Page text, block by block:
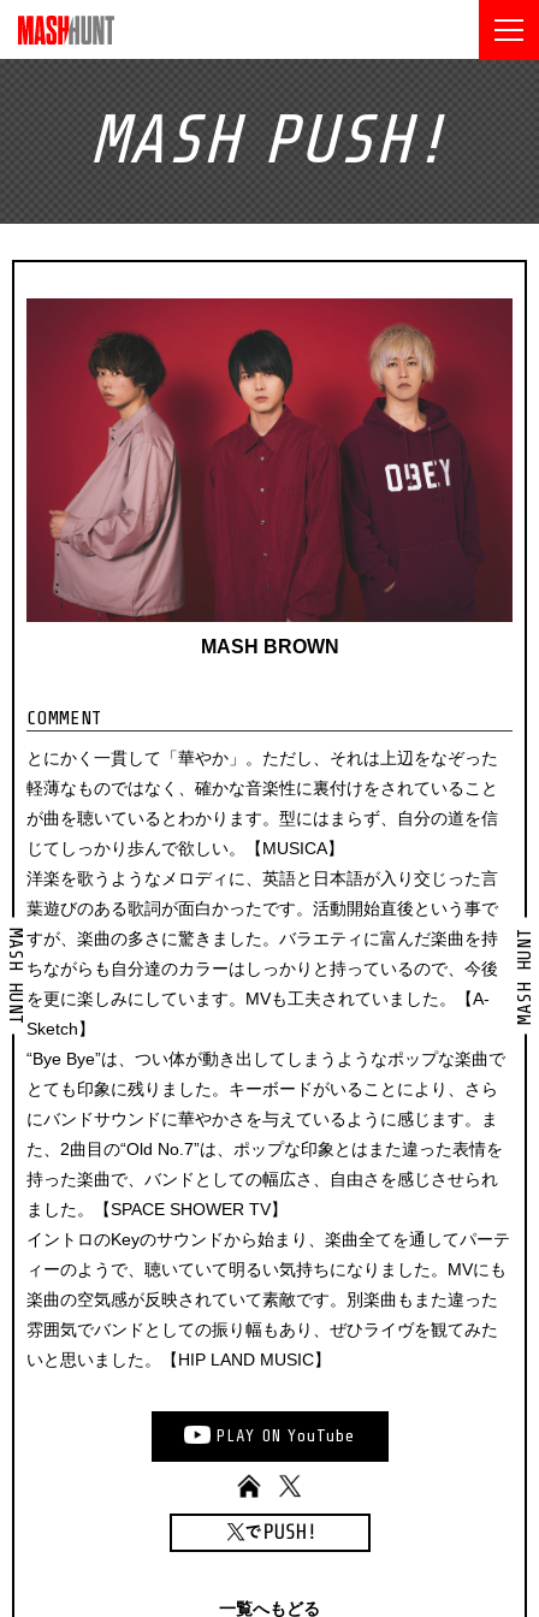
MASH PUSH!
MASH HUNT MASH HUNT
MASH BROWN
COMMENT
とにかく一貫して「華やか」。ただし、それは上辺をなぞった
軽薄なものではなく、確かな音楽性に裏付けをされていること
が曲を聴いているとわかります。型にはまらず、自分の道を信
じてしっかり歩んで欲しい。【MUSICA】
洋楽を歌うようなメロディに、英語と日本語が入り交じった言
葉遊びのある歌詞が面白かったです。活動開始直後という事で
すが、楽曲の多さに驚きました。バラエティに富んだ楽曲を持
ちながらも自分達のカラーはしっかりと持っているので、今後
を更に楽しみにしています。MVも工夫されていました。【A-
Sketch】
“Bye Bye”は、つい体が動き出してしまうようなポップな楽曲で
とても印象に残りました。キーボードがいることにより、さら
にバンドサウンドに華やかさを与えているように感じます。ま
た、2曲目の“Old No.7”は、ポップな印象とはまた違った表情を
持った楽曲で、バンドとしての幅広さ、自由さを感じさせられ
ました。【SPACE SHOWER TV】
イントロのKeyのサウンドから始まり、楽曲全てを通してパーテ
ィーのようで、聴いていて明るい気持ちになりました。MVにも
楽曲の空気感が反映されていて素敵です。別楽曲もまた違った
雰囲気でバンドとしての振り幅もあり、ぜひライヴを観てみた
いと思いました。【HIP LAND MUSIC】
PLAY ON YouTube
一覧へもどる